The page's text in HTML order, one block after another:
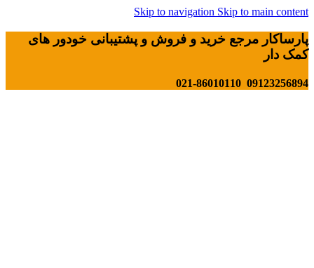
Skip to navigation Skip to main content
پارساکار مرجع خرید و فروش و پشتیبانی خودور های
کمک دار
09123256894 021-86010110